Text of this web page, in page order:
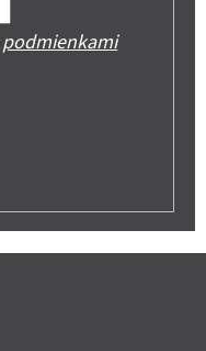
podmienkami